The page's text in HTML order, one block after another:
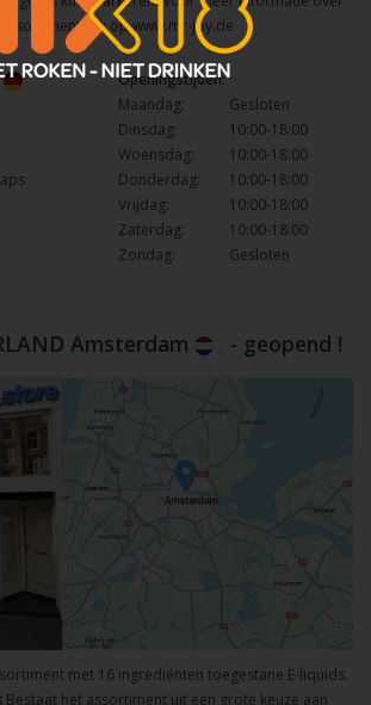
kijk opwww.mr-joy.de
Openingstijden:
Maandag:
Gesloten
Dinsdag:
10:00-18:00
Woensdag:
10:00-18:00
Donderdag:
10:00-18:00
Vrijdag:
10:00-18:00
Zaterdag:
10:00-18:00
Zondag:
Gesloten
Amsterdam - geopend !
met 16 ingrediënten toegestane E-liquids.
Bestaat het assortiment uit een grote keuze aan